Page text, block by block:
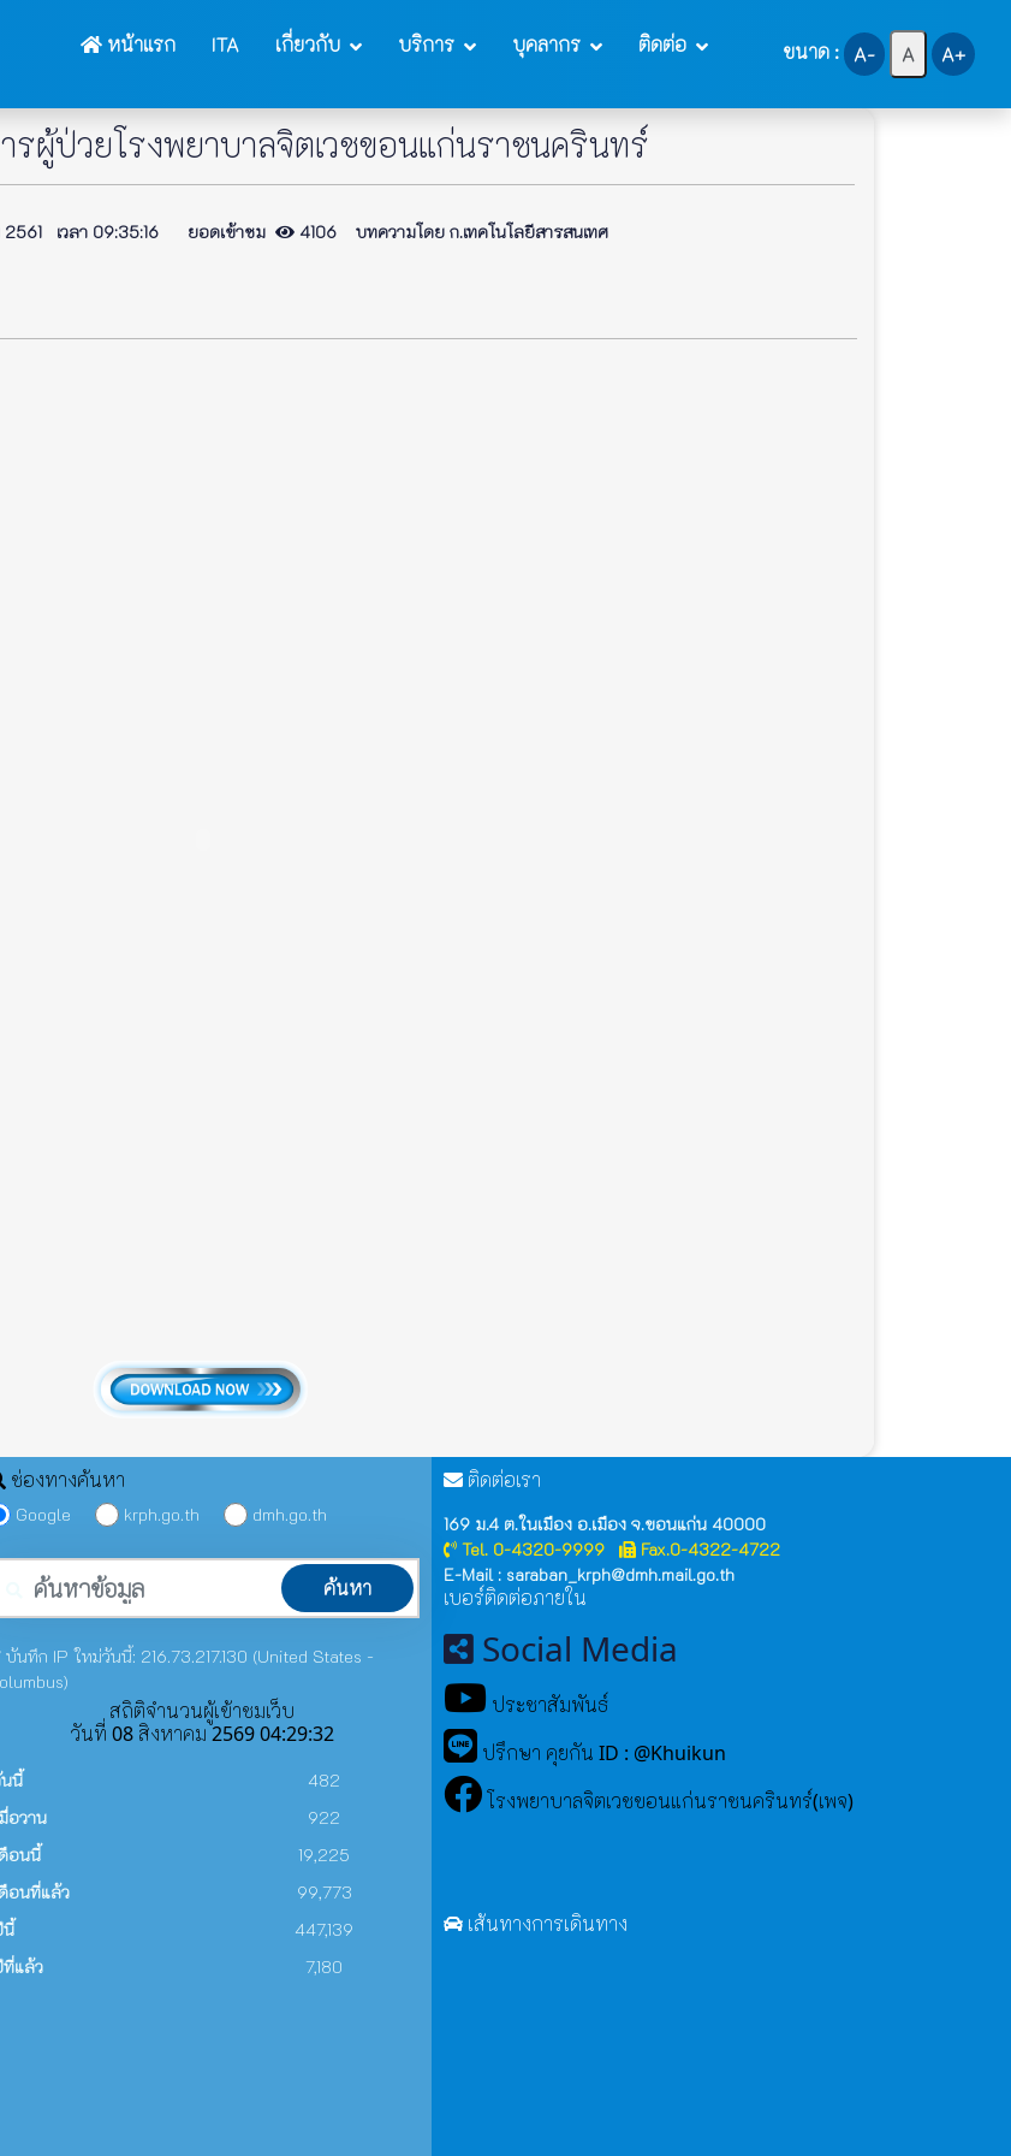
หน้าแรก ITA เกี่ยวกับ บริการ บุคลากร ติดต่อ ขนาด : A- A A+
รผู้ป่วยโรงพยาบาลจิตเวชขอนแก่นราชนครินทร์
เวลา 09:35:16 ยอดเข้าชม 4106 บทความโดย ก.เทคโนโลยีสารสนเทศ
ช่องทางค้นหา
Google krph.go.th dmh.go.th
ค้นหา
บันทึก IP ใหม่วันนี้: 216.73.217.130 (United States -
สถิติจำนวนผู้เข้าชมเว็บ
วันที่ 08 สิงหาคม 2569 04:29:32
นี้
482
อวาน
922
อนนี้
19,225
อนที่แล้ว
99,773
447,139
แล้ว
7,180
ติดต่อเรา
169 ม.4 ต.ในเมือง อ.เมือง จ.ขอนแก่น 40000
Tel. 0-4320-9999
Fax.0-4322-4722
E-Mail : saraban_krph@dmh.mail.go.th
เบอร์ติดต่อภายใน
Social Media
ประชาสัมพันธ์
ปรึกษา คุยกัน ID : @Khuikun
โรงพยาบาลจิตเวชขอนแก่นราชนครินทร์(เพจ)
เส้นทางการเดินทาง